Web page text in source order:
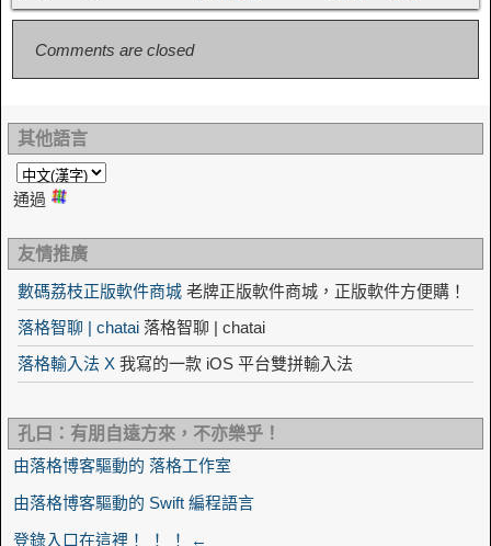
Comments are closed
其他語言
通過
友情推廣
數碼荔枝正版軟件商城 老牌正版軟件商城，正版軟件方便購！
落格智聊 | chatai 落格智聊 | chatai
落格輸入法 X 我寫的一款 iOS 平台雙拼輸入法
孔曰：有朋自遠方來，不亦樂乎！
由落格博客驅動的 落格工作室
由落格博客驅動的 Swift 編程語言
登錄入口在這裡！ ！ ！ ←